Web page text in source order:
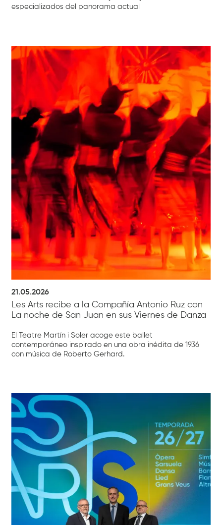
especializados del panorama actual
21.05.2026
Les Arts recibe a la Compañía Antonio Ruz con
La noche de San Juan en sus Viernes de Danza
El Teatre Martín i Soler acoge este ballet
contemporáneo inspirado en una obra inédita de 1936
con música de Roberto Gerhard.